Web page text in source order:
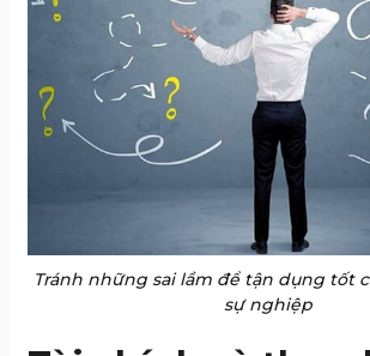
Tránh những sai lầm để tận dụng tốt
sự nghiệp